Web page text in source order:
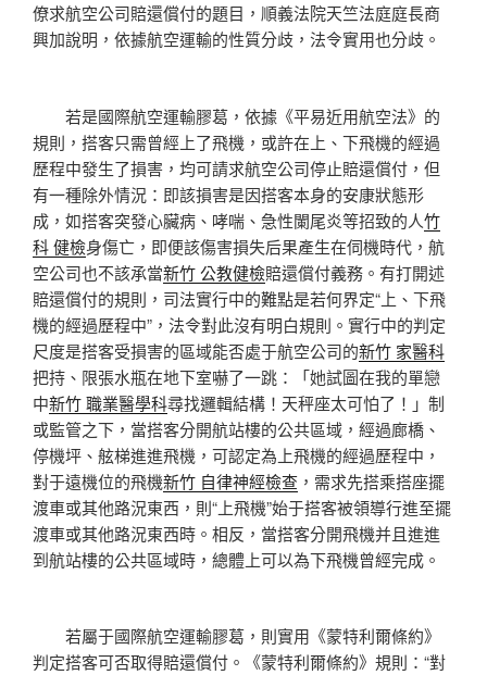
僚求航空公司賠還償付的題目，順義法院天竺法庭庭長商
興加說明，依據航空運輸的性質分歧，法令實用也分歧。
若是國際航空運輸膠葛，依據《平易近用航空法》的
規則，搭客只需曾經上了飛機，或許在上、下飛機的經過
歷程中發生了損害，均可請求航空公司停止賠還償付，但
有一種除外情況：即該損害是因搭客本身的安康狀態形
成，如搭客突發心臟病、哮喘、急性闌尾炎等招致的人竹
科 健檢身傷亡，即便該傷害損失后果產生在伺機時代，航
空公司也不該承當新竹 公教健檢賠還償付義務。有打開述
賠還償付的規則，司法實行中的難點是若何界定“上、下飛
機的經過歷程中”，法令對此沒有明白規則。實行中的判定
尺度是搭客受損害的區域能否處于航空公司的新竹 家醫科
把持、限張水瓶在地下室嚇了一跳：「她試圖在我的單戀
中新竹 職業醫學科尋找邏輯結構！天秤座太可怕了！」制
或監管之下，當搭客分開航站樓的公共區域，經過廊橋、
停機坪、舷梯進進飛機，可認定為上飛機的經過歷程中，
對于遠機位的飛機新竹 自律神經檢查 ，需求先搭乘搭座擺
渡車或其他路況東西，則“上飛機”始于搭客被領導行進至擺
渡車或其他路況東西時。相反，當搭客分開飛機并且進進
到航站樓的公共區域時，總體上可以為下飛機曾經完成。
若屬于國際航空運輸膠葛，則實用《蒙特利爾條約》
判定搭客可否取得賠還償付。《蒙特利爾條約》規則：“對